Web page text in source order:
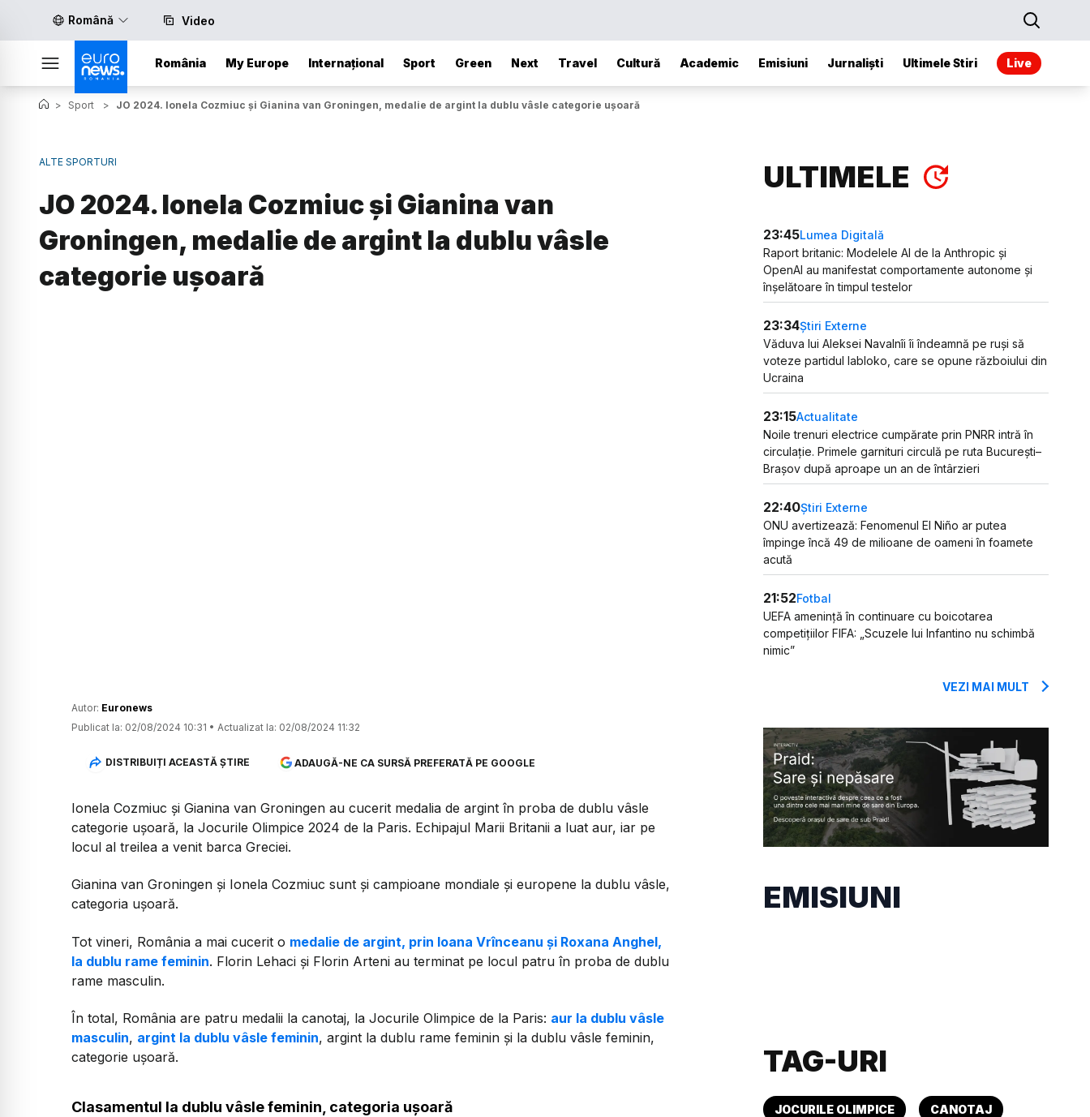
Română Video
România My Europe Internațional Sport Green Next Travel Cultură Academic Emisiuni Jurnaliști Ultimele Stiri Live
> Sport > JO 2024. Ionela Cozmiuc și Gianina van Groningen, medalie de argint la dublu vâsle categorie ușoară
ALTE SPORTURI
JO 2024. Ionela Cozmiuc și Gianina van
Groningen, medalie de argint la dublu vâsle
categorie ușoară
Autor: Euronews
Publicat la: 02/08/2024 10:31 • Actualizat la: 02/08/2024 11:32
DISTRIBUIȚI ACEASTĂ ȘTIRE ADAUGĂ-NE CA SURSĂ PREFERATĂ PE GOOGLE
Ionela Cozmiuc și Gianina van Groningen au cucerit medalia de argint în proba de dublu vâsle
categorie ușoară, la Jocurile Olimpice 2024 de la Paris. Echipajul Marii Britanii a luat aur, iar pe
locul al treilea a venit barca Greciei.
Gianina van Groningen și Ionela Cozmiuc sunt și campioane mondiale şi europene la dublu vâsle,
categoria uşoară.
Tot vineri, România a mai cucerit o medalie de argint, prin Ioana Vrînceanu și Roxana Anghel,
la dublu rame feminin. Florin Lehaci și Florin Arteni au terminat pe locul patru în proba de dublu
rame masculin.
În total, România are patru medalii la canotaj, la Jocurile Olimpice de la Paris: aur la dublu vâsle
masculin, argint la dublu vâsle feminin, argint la dublu rame feminin și la dublu vâsle feminin,
categorie ușoară.
Clasamentul la dublu vâsle feminin, categoria ușoară
ULTIMELE
23:45Lumea Digitală
Raport britanic: Modelele AI de la Anthropic și
OpenAI au manifestat comportamente autonome și
înșelătoare în timpul testelor
23:34Știri Externe
Văduva lui Aleksei Navalnîi îi îndeamnă pe ruși să
voteze partidul Iabloko, care se opune războiului din
Ucraina
23:15Actualitate
Noile trenuri electrice cumpărate prin PNRR intră în
circulație. Primele garnituri circulă pe ruta București–
Brașov după aproape un an de întârzieri
22:40Știri Externe
ONU avertizează: Fenomenul El Niño ar putea
împinge încă 49 de milioane de oameni în foamete
acută
21:52Fotbal
UEFA amenință în continuare cu boicotarea
competițiilor FIFA: „Scuzele lui Infantino nu schimbă
nimic”
VEZI MAI MULT
EMISIUNI
TAG-URI
JOCURILE OLIMPICE CANOTAJ